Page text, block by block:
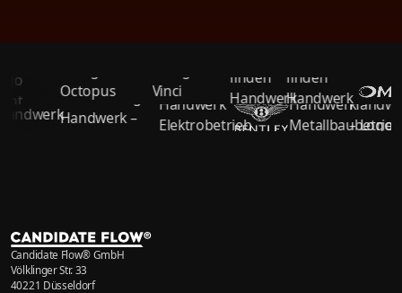
Candidate Flow® GmbH
Völklinger Str. 33
40221 Düsseldorf